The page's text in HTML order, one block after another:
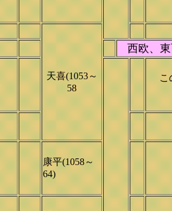
天喜(1053～
58
西欧、
こ
康平(1058～
64)